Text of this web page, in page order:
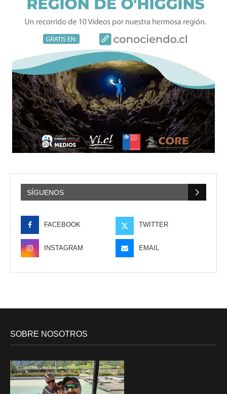
SÍGUENOS
FACEBOOK TWITTER
INSTAGRAM EMAIL
SOBRE NOSOTROS